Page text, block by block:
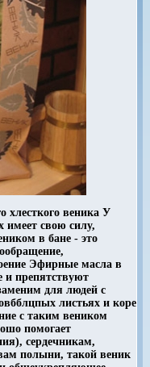
хлесткого веника У
имеет свою силу,
в бане - это
Эфирные масла в
и препятствуют
для людей с
листьях и коре
с таким веником
помогает
сердечникам,
полыни, такой веник